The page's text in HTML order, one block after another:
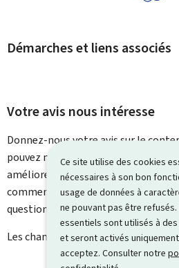
Ce site utilise des cookies
nécessaires à son bon
usage de données à
ne pouvant pas être
essentiels sont utilisés à
et seront activés
acceptez. Consulter notre
Démarches et liens associés
Votre avis nous intéresse
Donnez-nous votre avis sur le
pouvez nous laisser un
améliorer. Vous ne recevrez pas de
commentaire. Utilisez le
question particulière.
Les champs marqués d’une étoile ( *